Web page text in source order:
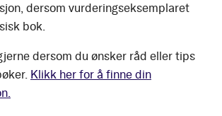
dersom vurderingseksemplaret
bok.
dersom du ønsker råd eller tips
Klikk her for å finne din